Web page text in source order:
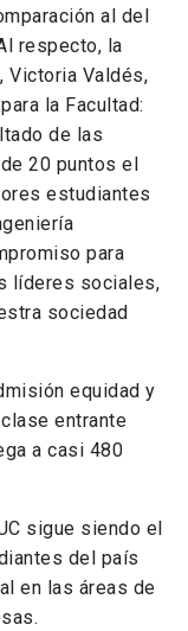
al del
respecto, la
Victoria Valdés,
la Facultad:
de las
20 puntos el
estudiantes
para
líderes sociales,
sociedad
equidad y
entrante
a casi 480
sigue siendo el
del país
en las áreas de